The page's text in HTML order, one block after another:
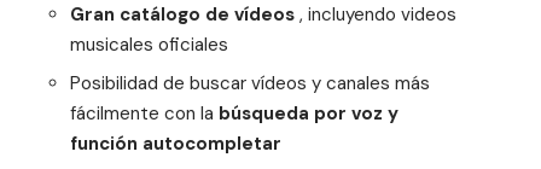
Gran catálogo de vídeos, incluyendo videos
musicales oficiales
Posibilidad de buscar vídeos y canales más
fácilmente con la búsqueda por voz y
función autocompletar